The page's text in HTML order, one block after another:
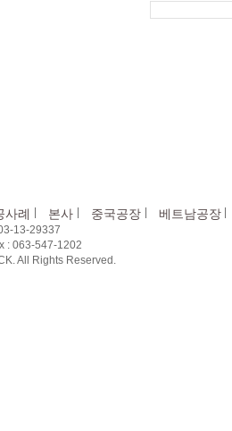
사례 본사 중국공장 베트남공장
13-29337
: 063-547-1202
All Rights Reserved.